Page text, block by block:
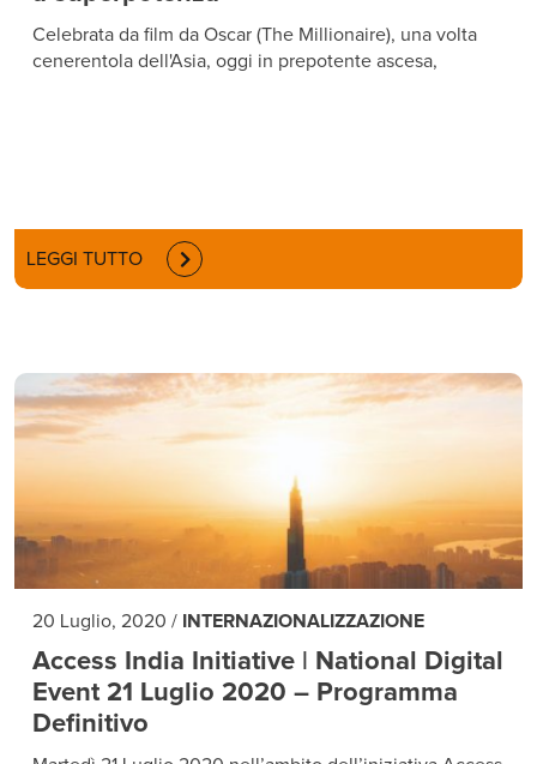
Celebrata da film da Oscar (The Millionaire), una volta
cenerentola dell'Asia, oggi in prepotente ascesa,
LEGGI TUTTO
20 Luglio, 2020 / INTERNAZIONALIZZAZIONE
Access India Initiative | National Digital
Event 21 Luglio 2020 – Programma
Definitivo